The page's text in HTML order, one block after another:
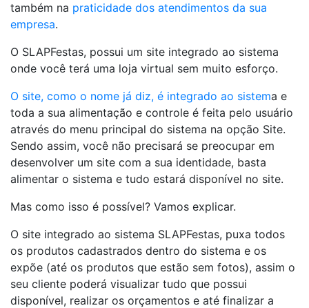
também na praticidade dos atendimentos da sua
empresa.
O SLAPFestas, possui um site integrado ao sistema
onde você terá uma loja virtual sem muito esforço.
O site, como o nome já diz, é integrado ao sistema e
toda a sua alimentação e controle é feita pelo usuário
através do menu principal do sistema na opção Site.
Sendo assim, você não precisará se preocupar em
desenvolver um site com a sua identidade, basta
alimentar o sistema e tudo estará disponível no site.
Mas como isso é possível? Vamos explicar.
O site integrado ao sistema SLAPFestas, puxa todos
os produtos cadastrados dentro do sistema e os
expõe (até os produtos que estão sem fotos), assim o
seu cliente poderá visualizar tudo que possui
disponível, realizar os orçamentos e até finalizar a